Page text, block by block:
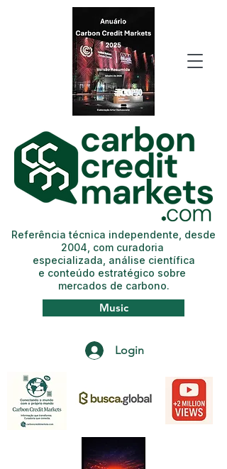
Login
Music
Referência técnica independente, desde
2004, com curadoria
especializada, análise científica
e conteúdo estratégico sobre
mercados de carbono.